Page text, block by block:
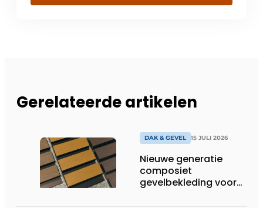
Gerelateerde artikelen
DAK & GEVEL 15 JULI 2026
Nieuwe generatie
composiet
gevelbekleding voor